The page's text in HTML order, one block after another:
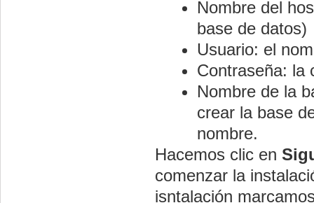
Nombre del
base de datos)
Usuario: el
Contraseña: la
Nombre de la
crear la base
nombre.
Hacemos clic en
comenzar la
isntalación